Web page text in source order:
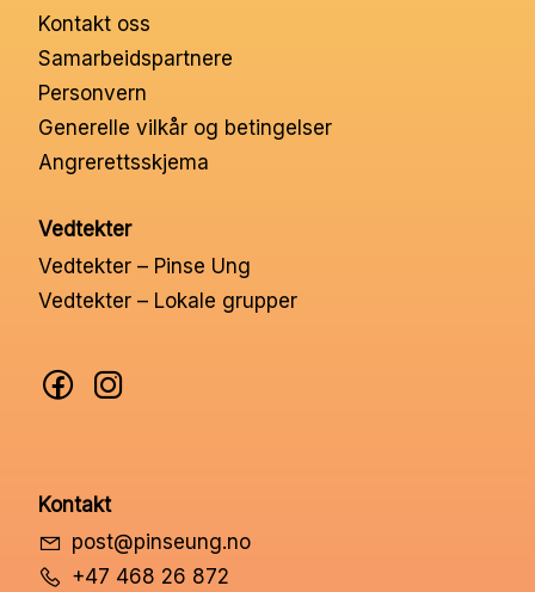
Kontakt oss
Samarbeidspartnere
Personvern
Generelle vilkår og betingelser
Angrerettsskjema
Vedtekter
Vedtekter – Pinse Ung
Vedtekter – Lokale grupper
Kontakt
post@pinseung.no
+47 468 26 872
Ressurser
Nettbutikk
Kontakt oss
Medlemssystem
Min konto